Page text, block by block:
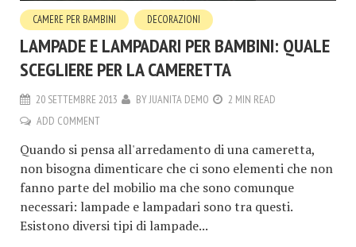
CAMERE PER BAMBINI DECORAZIONI
LAMPADE E LAMPADARI PER BAMBINI: QUALE
SCEGLIERE PER LA CAMERETTA
20 SETTEMBRE 2013 BYJUANITA DEMO
2 MIN READ
ADD COMMENT
Quando si pensa all'arredamento di una cameretta,
non bisogna dimenticare che ci sono elementi che non
fanno parte del mobilio ma che sono comunque
necessari: lampade e lampadari sono tra questi.
Esistono diversi tipi di lampade...